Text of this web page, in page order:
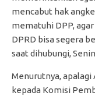
mencabut hak
mematuhi DPP,
DPRD bisa segera
saat dihubungi,
Menurutnya, apalagi
kepada Komisi